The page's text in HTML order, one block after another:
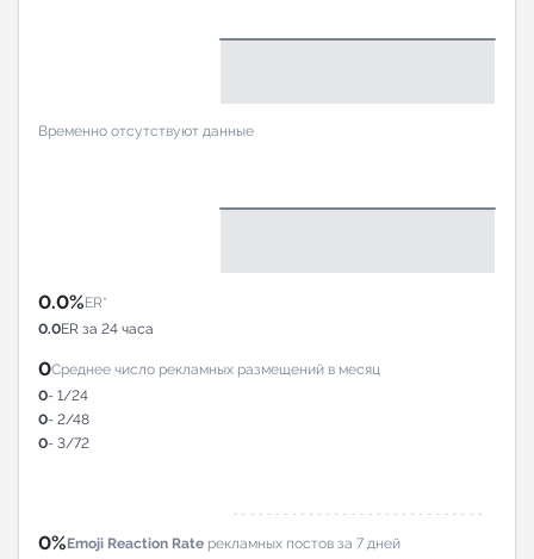
Временно отсутствуют данные
0.0%ER*
0.0ER за 24 часа
0Среднее число рекламных размещений в месяц
0- 1/24
0- 2/48
0- 3/72
0%Emoji Reaction Rate рекламных постов за 7 дней